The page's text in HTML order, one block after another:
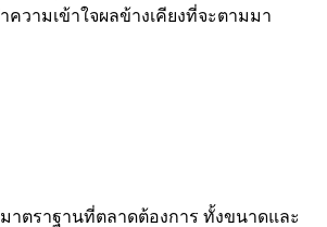
วามเข้าใจผลข้างเคียงที่จะตามมา
าตราฐานที่ตลาดต้องการ ทั้งขนาดและ